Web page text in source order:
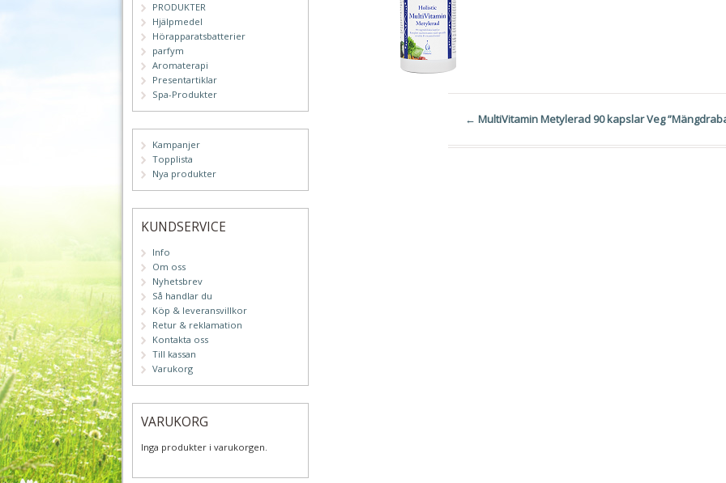
← MultiVitamin Metylerad 90 kapslar Veg
PRODUKTER
Hjälpmedel
Hörapparatsbatterier
parfym
Aromaterapi
Presentartiklar
Spa-Produkter
Kampanjer
Topplista
Nya produkter
KUNDSERVICE
Info
Om oss
Nyhetsbrev
Så handlar du
Köp & leveransvillkor
Retur & reklamation
Kontakta oss
Till kassan
Varukorg
VARUKORG
Inga produkter i varukorgen.